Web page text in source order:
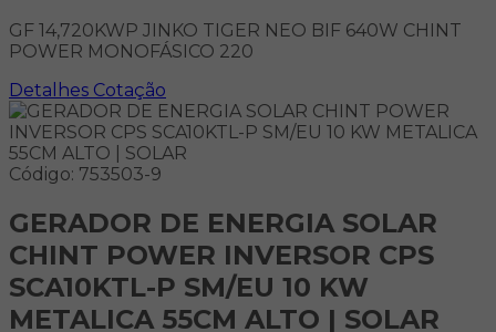
GF 14,720KWP JINKO TIGER NEO BIF 640W CHINT
POWER MONOFÁSICO 220
Detalhes Cotação
Código: 753503-9
GERADOR DE ENERGIA SOLAR
CHINT POWER INVERSOR CPS
SCA10KTL-P SM/EU 10 KW
METALICA 55CM ALTO | SOLAR